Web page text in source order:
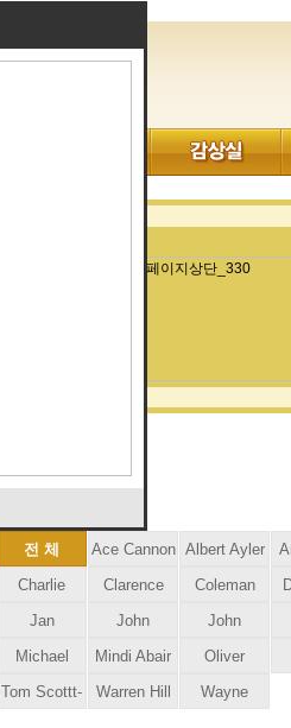
전 체 Ace Cannon Albert Ayler
Charlie
Parker
Clarence
Clemons
Coleman
Hawkins
Jan
Garbarek
John
Coltrane
John
Gilmore
Michael
Brecker
Mindi Abair
Oliver
Nelson
Tom Scottt-
Warren Hill
Wayne